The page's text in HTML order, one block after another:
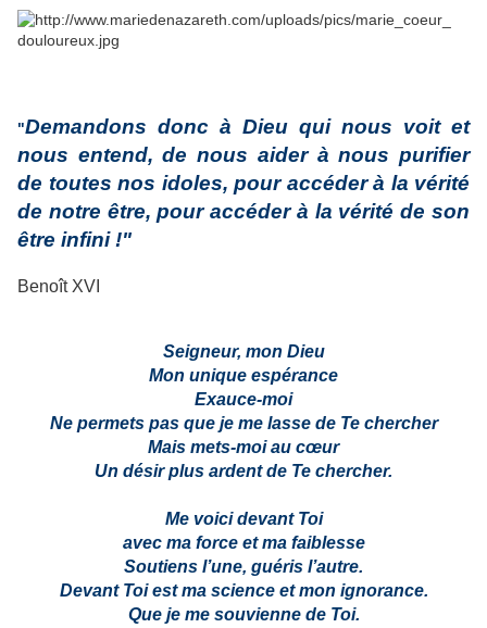
"Demandons donc à Dieu qui nous voit et
nous entend, de nous aider à nous purifier
de toutes nos idoles, pour accéder à la vérité
de notre être, pour accéder à la vérité de son
être infini !"
Benoît XVI
Seigneur, mon Dieu
Mon unique espérance
Exauce-moi
Ne permets pas que je me lasse de Te chercher
Mais mets-moi au cœur
Un désir plus ardent de Te chercher.
Me voici devant Toi
avec ma force et ma faiblesse
Soutiens l’une, guéris l’autre.
Devant Toi est ma science et mon ignorance.
Que je me souvienne de Toi.